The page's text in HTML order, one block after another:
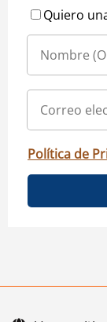
Quiero
Política de